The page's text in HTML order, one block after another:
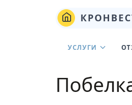
УСЛУГИ